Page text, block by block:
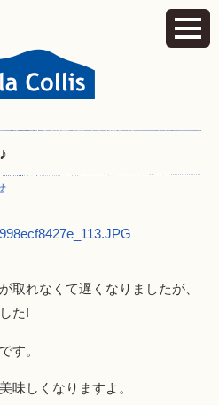
取れなくて遅くなりましたが、
た!
す。
味しくなりますよ。